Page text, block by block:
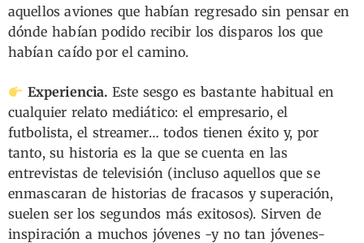
aquellos aviones que habían regresado sin pensar en
dónde habían podido recibir los disparos los que
habían caído por el camino.
Experiencia. Este sesgo es bastante habitual en
cualquier relato mediático: el empresario, el
futbolista, el streamer… todos tienen éxito y, por
tanto, su historia es la que se cuenta en las
entrevistas de televisión (incluso aquellos que se
enmascaran de historias de fracasos y superación,
suelen ser los segundos más exitosos). Sirven de
inspiración a muchos jóvenes -y no tan jóvenes-